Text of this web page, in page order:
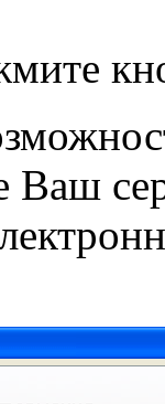
Ваш